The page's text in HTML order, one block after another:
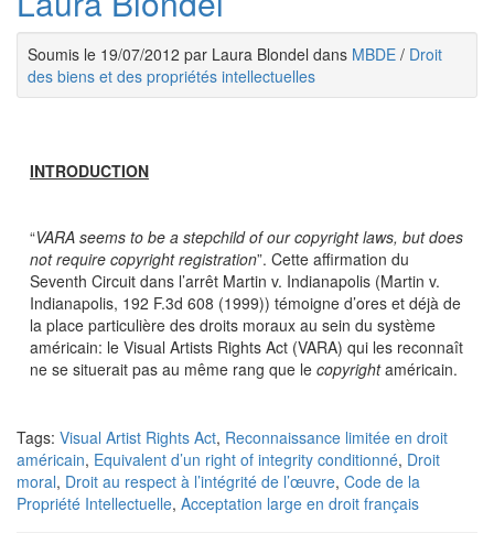
Soumis le 19/07/2012 par Laura Blondel dans MBDE / Droit
des biens et des propriétés intellectuelles
INTRODUCTION
“VARA seems to be a stepchild of our copyright laws, but does
not require copyright registration”. Cette affirmation du
Seventh Circuit dans l’arrêt Martin v. Indianapolis (Martin v.
Indianapolis, 192 F.3d 608 (1999)) témoigne d’ores et déjà de
la place particulière des droits moraux au sein du système
américain: le Visual Artists Rights Act (VARA) qui les reconnaît
ne se situerait pas au même rang que le copyrightaméricain.
Tags: Visual Artist Rights Act, Reconnaissance limitée en droit
américain, Equivalent d’un right of integrity conditionné, Droit
moral, Droit au respect à l’intégrité de l’œuvre, Code de la
Propriété Intellectuelle, Acceptation large en droit français